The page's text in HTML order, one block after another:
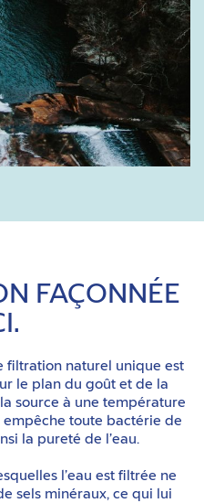
FAÇONNÉE
filtration naturel unique est
le plan du goût et de la
source à une température
empêche toute bactérie de
la pureté de l’eau.
l’eau est filtrée ne
sels minéraux, ce qui lui